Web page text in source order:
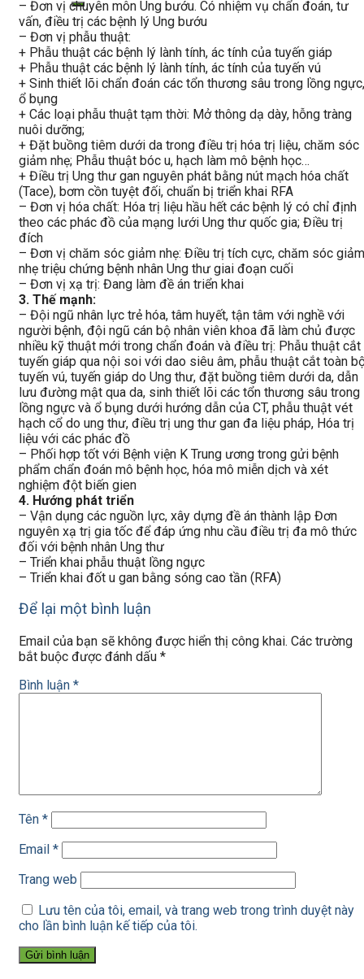
– Đơn vị chuyên môn Ung bướu. Có nhiệm vụ chẩn đoán, tư
vấn, điều trị các bệnh lý Ung bướu
– Đơn vị phẫu thuật:
+ Phẫu thuật các bệnh lý lành tính, ác tính của tuyến giáp
+ Phẫu thuật các bệnh lý lành tính, ác tính của tuyến vú
+ Sinh thiết lõi chẩn đoán các tổn thương sâu trong lồng ngực,
ổ bụng
+ Các loại phẫu thuật tạm thời: Mở thông dạ dày, hỗng tràng
nuôi dưỡng;
+ Đặt buồng tiêm dưới da trong điều trị hóa trị liệu, chăm sóc
giảm nhẹ; Phẫu thuật bóc u, hạch làm mô bệnh học…
+ Điều trị Ung thư gan nguyên phát bằng nút mạch hóa chất
(Tace), bơm cồn tuyệt đối, chuẩn bị triển khai RFA
– Đơn vị hóa chất: Hóa trị liệu hầu hết các bệnh lý có chỉ định
theo các phác đồ của mạng lưới Ung thư quốc gia; Điều trị
đích
– Đơn vị chăm sóc giảm nhẹ: Điều trị tích cực, chăm sóc giảm
nhẹ triệu chứng bệnh nhân Ung thư giai đoạn cuối
– Đơn vị xạ trị: Đang làm đề án triển khai
3. Thế mạnh:
– Đội ngũ nhân lực trẻ hóa, tâm huyết, tận tâm với nghề với
người bệnh, đội ngũ cán bộ nhân viên khoa đã làm chủ được
nhiều kỹ thuật mới trong chẩn đoán và điều trị: Phẫu thuật cắt
tuyến giáp qua nội soi với dao siêu âm, phẫu thuật cắt toàn
tuyến vú, tuyến giáp do Ung thư, đặt buồng tiêm dưới da, dẫn
lưu đường mật qua da, sinh thiết lõi các tổn thương sâu trong
lồng ngực và ổ bụng dưới hướng dẫn của CT, phẫu thuật vét
hạch cổ do ung thư, điều trị ung thư gan đa liệu pháp, Hóa trị
liệu với các phác đồ
– Phối hợp tốt với Bệnh viện K Trung ương trong gửi bệnh
phẩm chẩn đoán mô bệnh học, hóa mô miễn dịch và xét
nghiệm đột biến gien
4. Hướng phát triển
– Vận dụng các nguồn lực, xây dựng đề án thành lập Đơn
nguyên xạ trị gia tốc để đáp ứng nhu cầu điều trị đa mô thức
đối với bệnh nhân Ung thư
– Triển khai phẫu thuật lồng ngực
– Triển khai đốt u gan bằng sóng cao tần (RFA)
Để lại một bình luận
Email của bạn sẽ không được hiển thị công khai. Các trường
bắt buộc được đánh dấu *
Bình luận *
Tên *
Email *
Trang web
Lưu tên của tôi, email, và trang web trong trình duyệt này
cho lần bình luận kế tiếp của tôi.